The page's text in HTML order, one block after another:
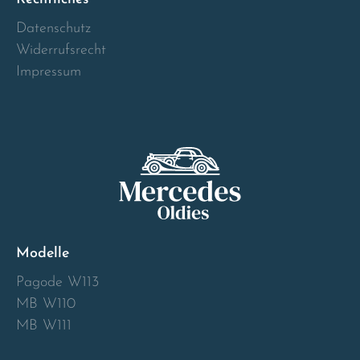
Datenschutz
Widerrufsrecht
Impressum
Modelle
Pagode W113
MB W110
MB W111
Österreich
Slovenia